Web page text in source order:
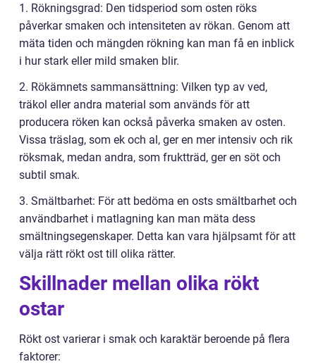
1. Rökningsgrad: Den tidsperiod som osten röks
påverkar smaken och intensiteten av rökan. Genom att
mäta tiden och mängden rökning kan man få en inblick
i hur stark eller mild smaken blir.
2. Rökämnets sammansättning: Vilken typ av ved,
träkol eller andra material som används för att
producera röken kan också påverka smaken av osten.
Vissa träslag, som ek och al, ger en mer intensiv och rik
röksmak, medan andra, som fruktträd, ger en söt och
subtil smak.
3. Smältbarhet: För att bedöma en osts smältbarhet och
användbarhet i matlagning kan man mäta dess
smältningsegenskaper. Detta kan vara hjälpsamt för att
välja rätt rökt ost till olika rätter.
Skillnader mellan olika rökt
ostar
Rökt ost varierar i smak och karaktär beroende på flera
faktorer: